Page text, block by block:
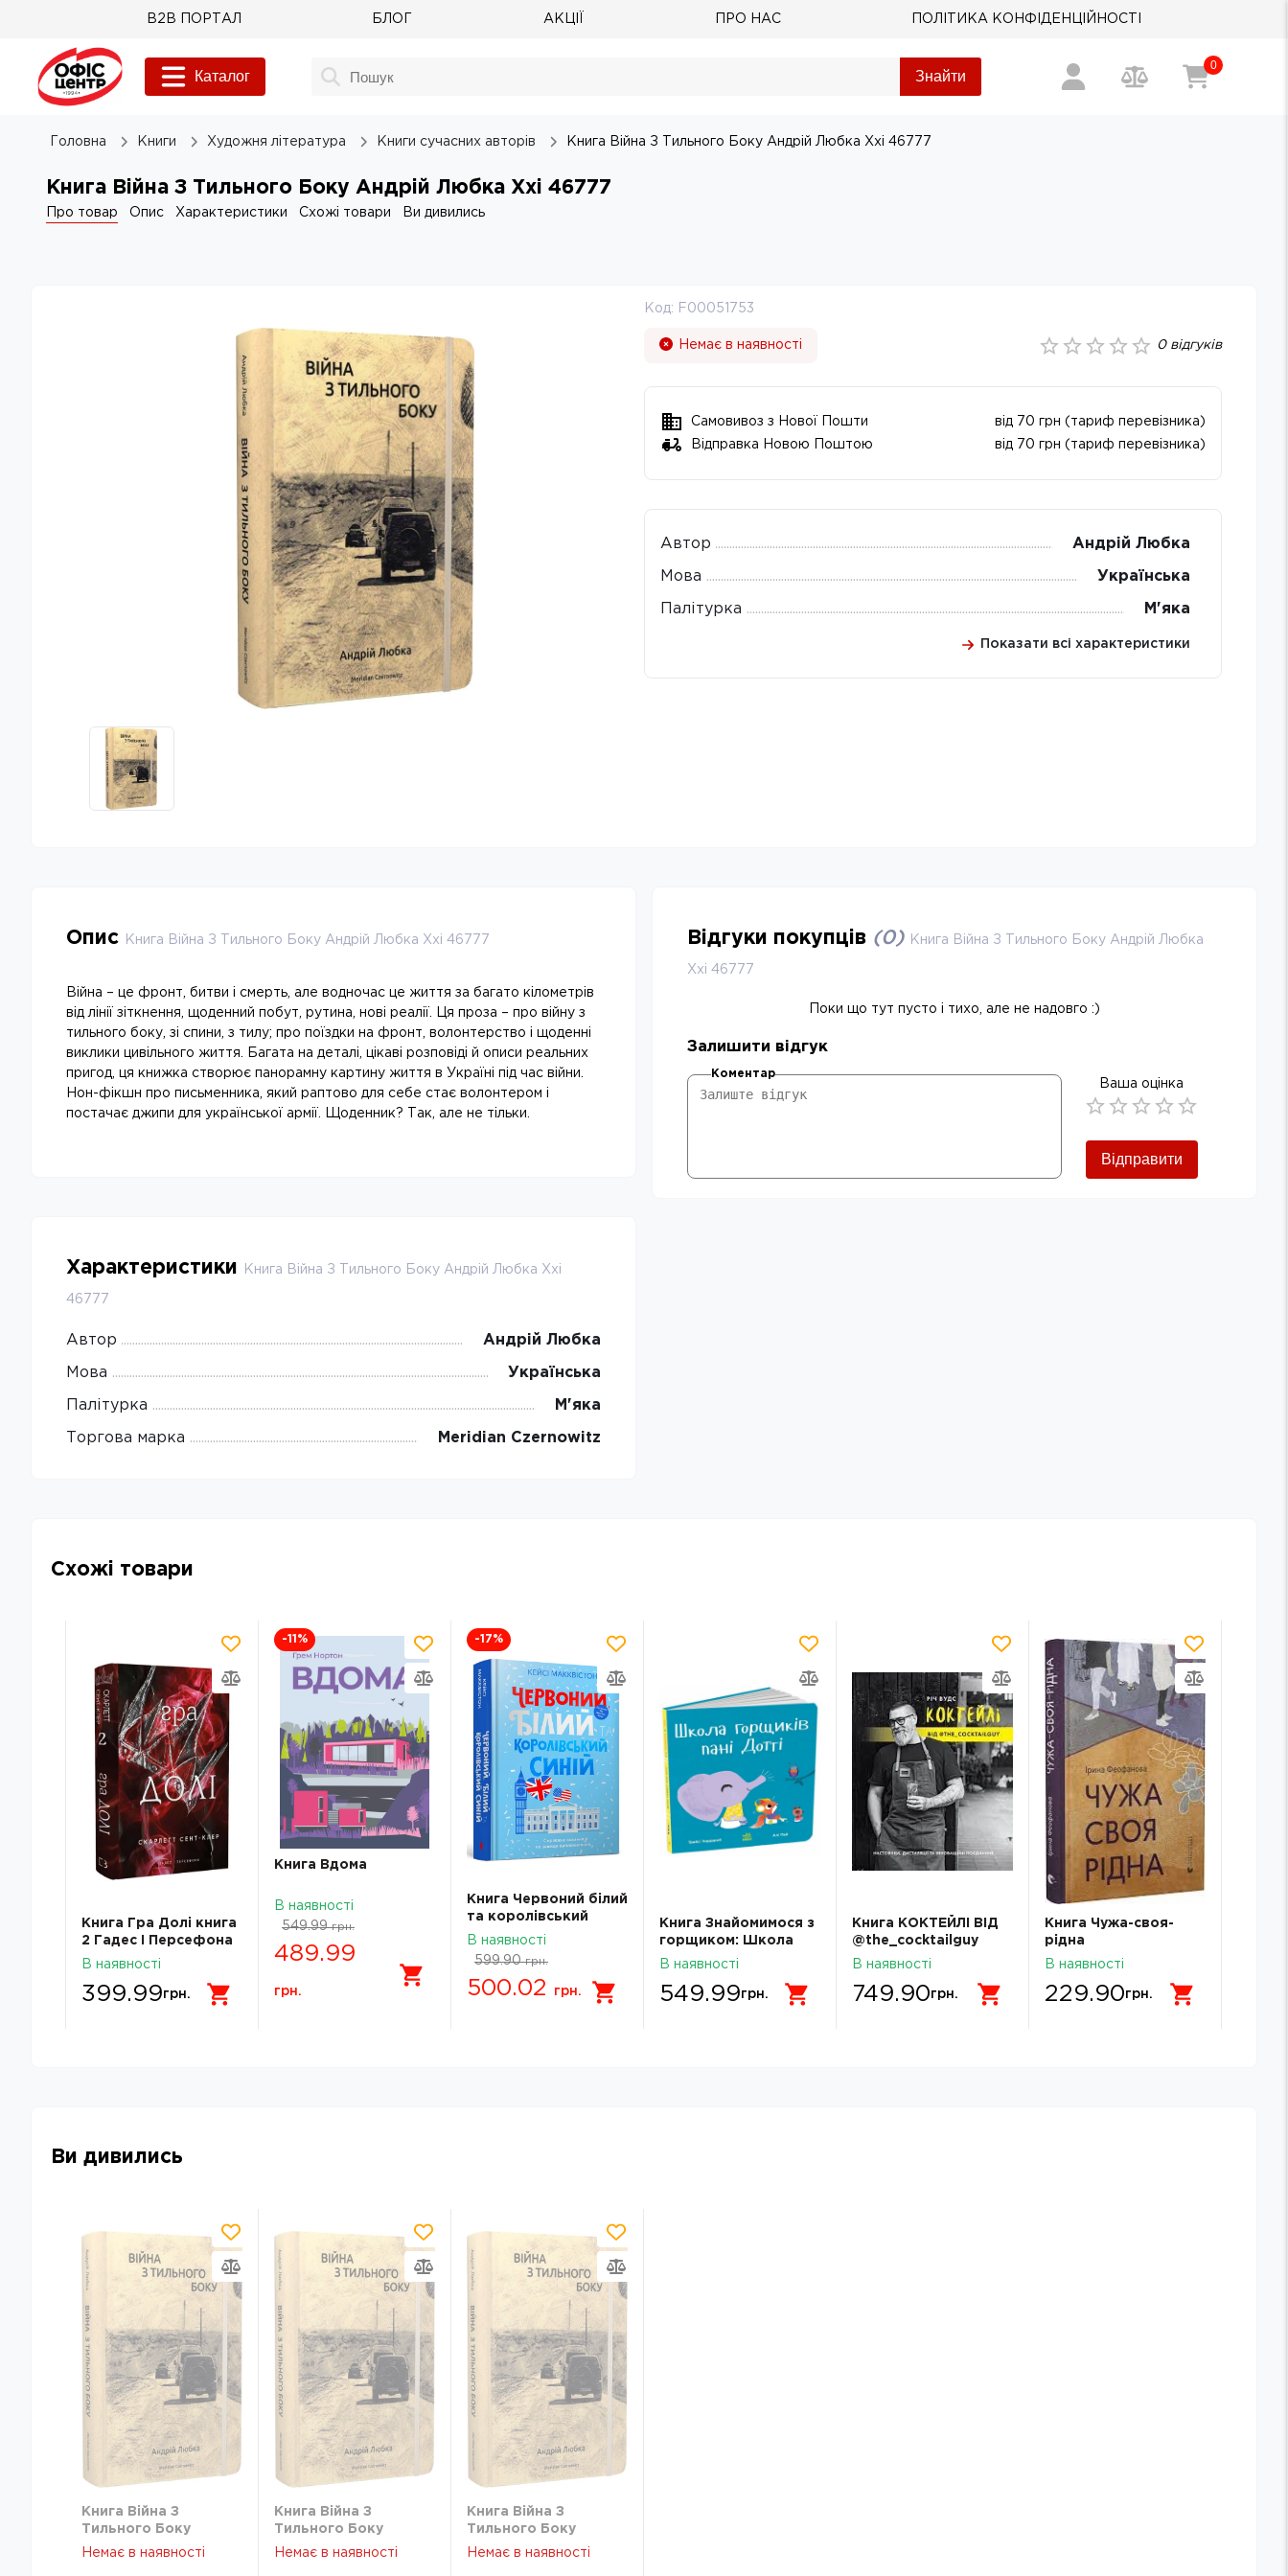
B2B ПОРТАЛ БЛОГ АКЦІЇ ПРО НАС ПОЛІТИКА КОНФІДЕНЦІЙНОСТІ
Каталог Знайти
0
Головна Книги Художня література Книги сучасних авторів Книга Війна З Тильного Боку Андрій Любка Ххі 46777
Книга Війна З Тильного Боку Андрій Любка Ххі 46777
Про товар Опис Характеристики Схожі товари Ви дивились
Код: F00051753
Немає в наявності 0відгуків
Самовивоз з Нової Пошти
від 70 грн (тариф перевізника)
Відправка Новою Поштою
від 70 грн (тариф перевізника)
Автор Андрій Любка
Мова Українська
Палітурка М'яка
Показати всі характеристики
Опис Книга Війна З Тильного Боку Андрій Любка Ххі 46777
Війна – це фронт, битви і смерть, але водночас це життя за багато кілометрів
від лінії зіткнення, щоденний побут, рутина, нові реалії. Ця проза – про війну з
тильного боку, зі спини, з тилу; про поїздки на фронт, волонтерство і щоденні
виклики цивільного життя. Багата на деталі, цікаві розповіді й описи реальних
пригод, ця книжка створює панорамну картину життя в Україні під час війни.
Нон-фікшн про письменника, який раптово для себе стає волонтером і
постачає джипи для української армії. Щоденник? Так, але не тільки.
Характеристики Книга Війна З Тильного Боку Андрій Любка Ххі
46777
Автор Андрій Любка
Мова Українська
Палітурка М'яка
Торгова марка Meridian Czernowitz
Відгуки покупців (0) Книга Війна З Тильного Боку Андрій Любка
Ххі 46777
Поки що тут пусто і тихо, але не надовго :)
Залишити відгук
Коментар
Ваша оцінка
Відправити
Схожі товари
Книга Гра Долі книга
2 Гадес І Персефона
С Сент-Клер 47212
В наявності
399.99грн.
-11 %
Книга Вдома
В наявності
549.99 грн.
489.99
грн.
-17%
Книга Червоний білий
та королівський
синій
В наявності
599.90 грн.
500.02 грн.
Книга Знайомимося з
горщиком: Школа
горщиків пані Дотті
В наявності
549.99грн.
Книга КОКТЕЙЛІ ВІД
@the_cocktailguy
В наявності
749.90грн.
Книга Чужа-своя-
рідна
В наявності
229.90грн.
Ви дивились
Книга Війна З
Тильного Боку
Андрій Любка Ххі
Немає в наявності
Книга Війна З
Тильного Боку
Андрій Любка Ххі
Немає в наявності
Книга Війна З
Тильного Боку
Андрій Любка Ххі
Немає в наявності